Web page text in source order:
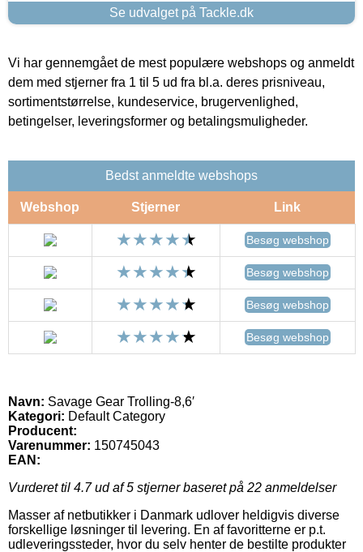
Se udvalget på Tackle.dk
Vi har gennemgået de mest populære webshops og anmeldt
dem med stjerner fra 1 til 5 ud fra bl.a. deres prisniveau,
sortimentstørrelse, kundeservice, brugervenlighed,
betingelser, leveringsformer og betalingsmuligheder.
Bedst anmeldte webshops
Webshop Stjerner Link
Besøg webshop
Besøg webshop
Besøg webshop
Besøg webshop
Navn: Savage Gear Trolling-8,6′
Kategori: Default Category
Producent:
Varenummer: 150745043
EAN:
Vurderet til 4.7ud af 5 stjerner baseret på 22 anmeldelser
Masser af netbutikker i Danmark udlover heldigvis diverse
forskellige løsninger til levering. En af favoritterne er p.t.
udleveringssteder, hvor du selv henter de bestilte produkter